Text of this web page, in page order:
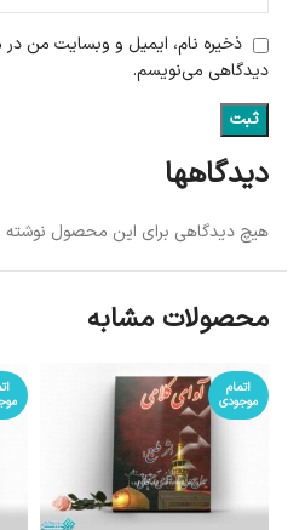
دیدگاهها
هیچ دیدگاهی برای این محصول
ذخیره نام، ایمیل و وبسایت من در
دیدگاهی می‌نویسم.
محصولات مشابه
اتمام
موجودی